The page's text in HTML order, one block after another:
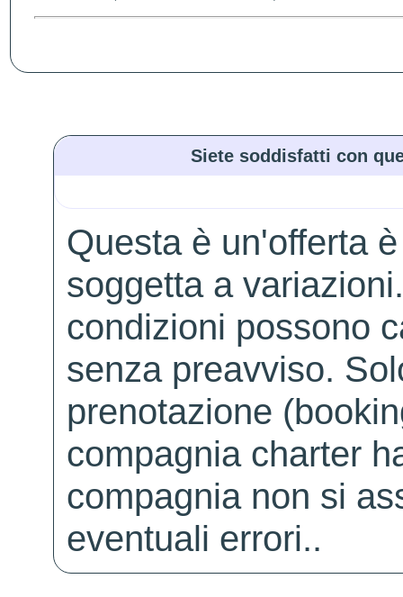
Siete soddisfatti con
Questa è un'offerta
soggetta a
condizioni possono
senza preavviso.
prenotazione
compagnia charter
compagnia non si
eventuali errori..